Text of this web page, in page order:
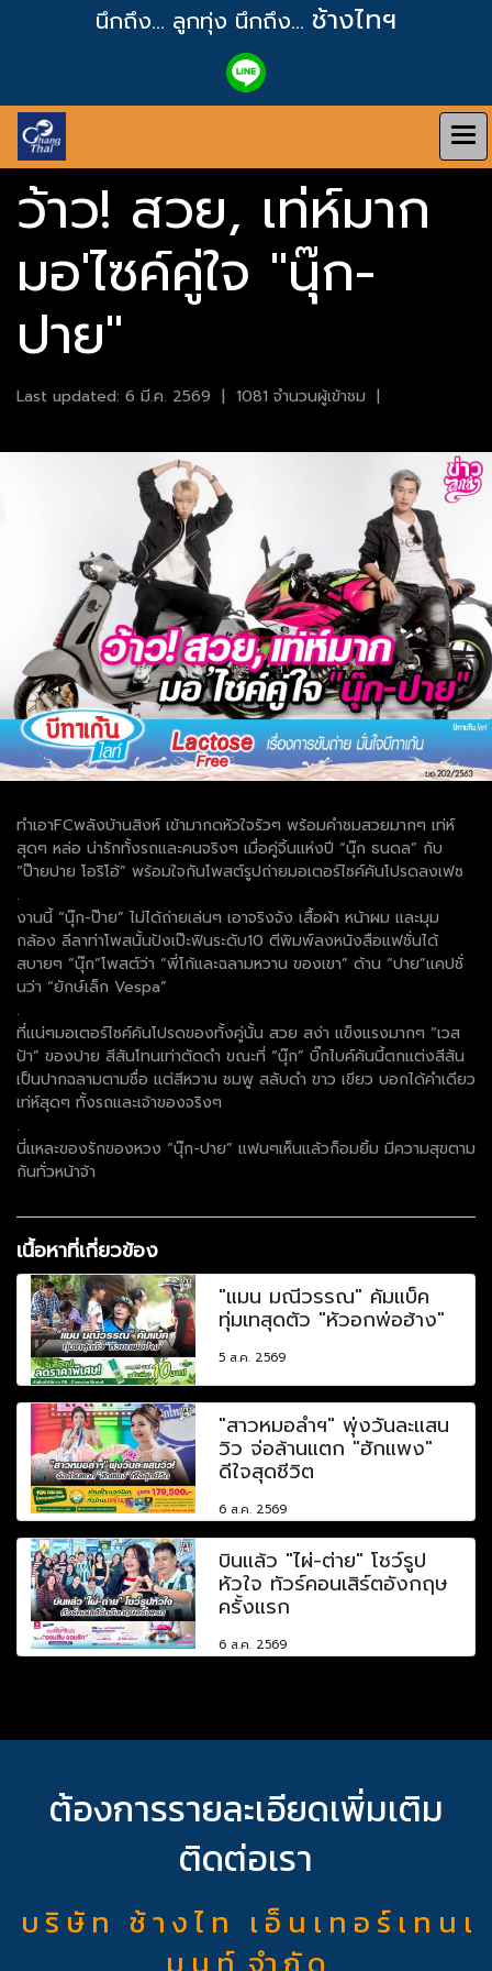
นึกถึง... ลูกทุ่ง นึกถึง... ช้างไทฯ
ว้าว! สวย, เท่ห์มาก
มอ'ไซค์คู่ใจ "นุ๊ก-
ปาย"
Last updated: 6 มี.ค. 2569 | 1081 จำนวนผู้เข้าชม |
ทำเอาFCพลังบ้านสิงห์ เข้ามากดหัวใจรัวๆ พร้อมคำชมสวยมากๆ เท่ห์
สุดๆ หล่อ น่ารักทั้งรถและคนจริงๆ เมื่อคู่จิ้นแห่งปี “นุ๊ก ธนดล” กับ
“ป๊ายปาย โอริโอ้” พร้อมใจกันโพสต์รูปถ่ายมอเตอร์ไซค์คันโปรดลงเฟซ
.
งานนี้ “นุ๊ก-ป๊าย” ไม่ได้ถ่ายเล่นๆ เอาจริงจัง เสื้อผ้า หน้าผม และมุม
กล้อง ลีลาท่าโพสนั้นปังเป๊ะฟินระดับ10 ตีพิมพ์ลงหนังสือแฟชั่นได้
สบายๆ “นุ๊ก”โพสต์ว่า “พี่โก้และฉลามหวาน ของเขา” ด้าน “ปาย”แคปชั่
นว่า “ยักษ์เล็ก Vespa”
.
ที่แน่ๆมอเตอร์ไซค์คันโปรดของทั้งคู่นั้น สวย สง่า แข็งแรงมากๆ “เวส
ป้า” ของปาย สีสันโทนเท่าตัดดำ ขณะที่ “นุ๊ก” บิ๊กไบค์คันนี้ตกแต่งสีสัน
เป็นปากฉลามตามชื่อ แต่สีหวาน ชมพู สลับดำ ขาว เขียว บอกได้คำเดียว
เท่ห์สุดๆ ทั้งรถและเจ้าของจริงๆ
.
นี่แหละของรักของหวง “นุ๊ก-ปาย” แฟนๆเห็นแล้วก็อมยิ้ม มีความสุขตาม
กันทั่วหน้าจ้า
เนื้อหาที่เกี่ยวข้อง
"แมน มณีวรรณ" คัมแบ็ค
ทุ่มเทสุดตัว "หัวอกพ่อฮ้าง"
5 ส.ค. 2569
"สาวหมอลำฯ" พุ่งวันละแสน
วิว จ่อล้านแตก "ฮักแพง"
ดีใจสุดชีวิต
6 ส.ค. 2569
บินแล้ว "ไผ่-ต่าย" โชว์รูป
หัวใจ ทัวร์คอนเสิร์ตอังกฤษ
ครั้งแรก
6 ส.ค. 2569
ต้องการรายละเอียดเพิ่มเติม
ติดต่อเรา
บ ริ ษั ท ช้ า ง ไ ท เ อ็ น เ ท อ ร์ เ ท น เ
ม น ท์ จำ กั ด